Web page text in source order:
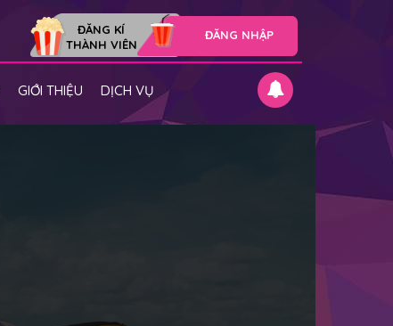
ĐĂNG NHẬP
ĐĂNG KÍ
THÀNH VIÊN
GIỚI THIỆU DỊCH VỤ